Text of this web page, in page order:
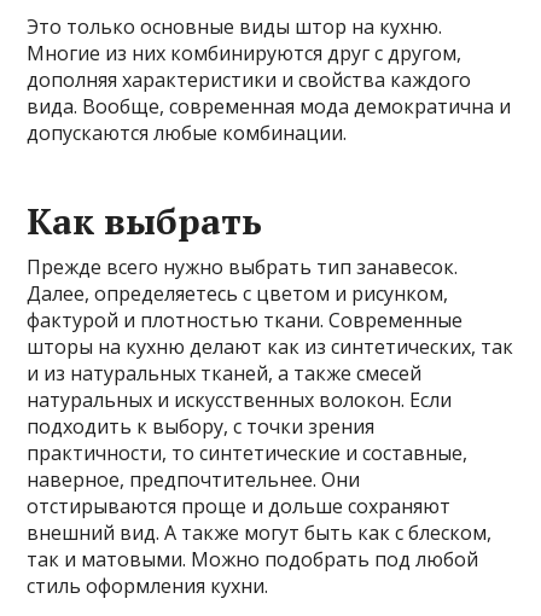
Это только основные виды штор на кухню.
Многие из них комбинируются друг с другом,
дополняя характеристики и свойства каждого
вида. Вообще, современная мода демократична и
допускаются любые комбинации.
Как выбрать
Прежде всего нужно выбрать тип занавесок.
Далее, определяетесь с цветом и рисунком,
фактурой и плотностью ткани. Современные
шторы на кухню делают как из синтетических, так
и из натуральных тканей, а также смесей
натуральных и искусственных волокон. Если
подходить к выбору, с точки зрения
практичности, то синтетические и составные,
наверное, предпочтительнее. Они
отстирываются проще и дольше сохраняют
внешний вид. А также могут быть как с блеском,
так и матовыми. Можно подобрать под любой
стиль оформления кухни.